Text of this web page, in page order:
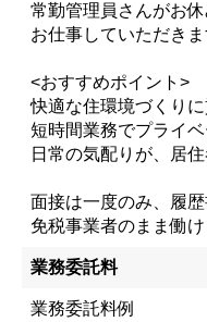
常勤管理員さんがお
お仕事していただきま
<おすすめポイント>
快適な住環境づくり
短時間業務でプライ
日常の気配りが、居
面接は一度のみ、履
免税事業者のまま働け
業務委託料
業務委託料例